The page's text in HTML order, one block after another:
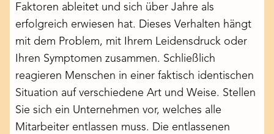
Faktoren ableitet und sich über Jahre als
erfolgreich erwiesen hat. Dieses Verhalten hängt
mit dem Problem, mit Ihrem Leidensdruck oder
Ihren Symptomen zusammen. Schließlich
reagieren Menschen in einer faktisch identischen
Situation auf verschiedene Art und Weise. Stellen
Sie sich ein Unternehmen vor, welches alle
Mitarbeiter entlassen muss. Die entlassenen